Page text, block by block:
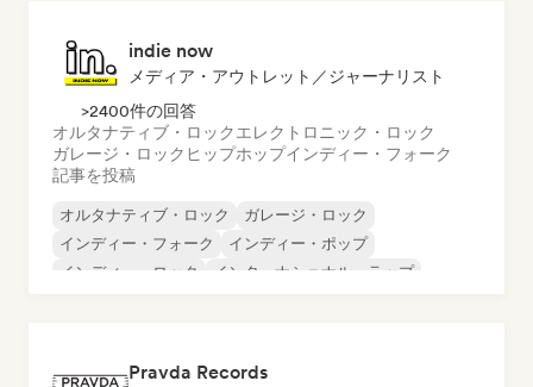
indie now
メディア・アウトレット／ジャーナリスト
>2400件の回答
オルタナティブ・ロックエレクトロニック・ロック
ガレージ・ロック ヒップホップインディー・フォーク
記事を投稿
オルタナティブ・ロック
ガレージ・ロック
インディー・フォーク
インディー・ポップ
インディー・ロック
インターナショナル・ラップ
Pravda Records